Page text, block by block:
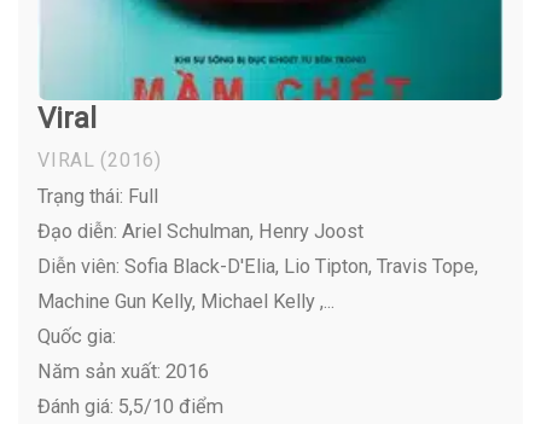
Viral
VIRAL (2016)
Trạng thái: Full
Đạo diễn: Ariel Schulman, Henry Joost
Diễn viên: Sofia Black-D'Elia, Lio Tipton, Travis Tope,
Machine Gun Kelly, Michael Kelly ,...
Quốc gia:
Năm sản xuất: 2016
Đánh giá: 5,5/10 điểm